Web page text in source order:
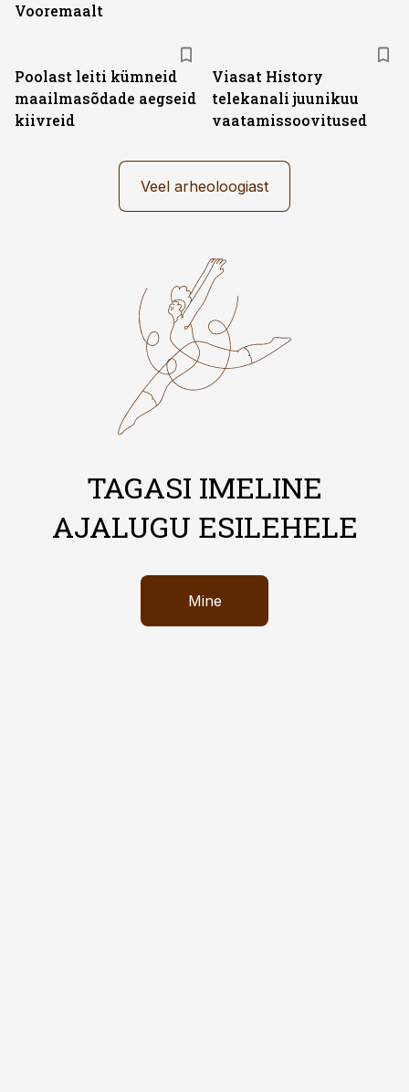
Vooremaalt
Poolast leiti kümneid
maailmasõdade aegseid
kiivreid
Viasat History
telekanali juunikuu
vaatamissoovitused
Veel arheoloogiast
TAGASI IMELINE
AJALUGU ESILEHELE
Mine